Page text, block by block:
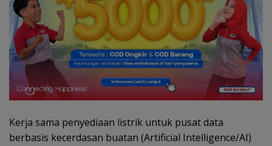
Kerja sama penyediaan listrik untuk pusat data
berbasis kecerdasan buatan (Artificial Intelligence/AI)